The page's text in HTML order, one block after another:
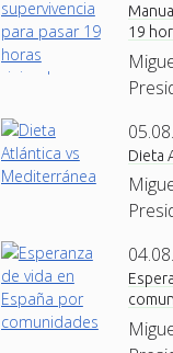
19
Dieta